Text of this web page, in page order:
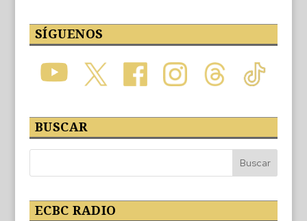
SÍGUENOS
BUSCAR
ECBC RADIO